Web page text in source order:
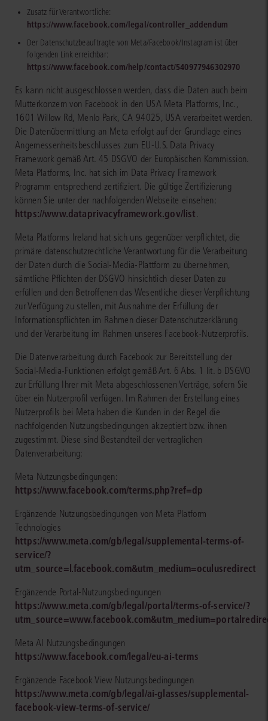
Zusatz für Verantwortliche:
https://www.facebook.com/legal/controller_addendum
Der Datenschutzbeauftragte von Meta/Facebook/Instagram ist über
folgenden Link erreichbar:
https://www.facebook.com/help/contact/540977946302970
Es kann nicht ausgeschlossen werden, dass die Daten auch beim
Mutterkonzern von Facebook in den USA Meta Platforms, Inc.,
1601 Willow Rd, Menlo Park, CA 94025, USA verarbeitet werden.
Die Datenübermittlung an Meta erfolgt auf der Grundlage eines
Angemessenheitsbeschlusses zum EU-U.S. Data Privacy
Framework gemäß Art. 45 DSGVO der Europäischen Kommission.
Meta Platforms, Inc. hat sich im Data Privacy Framework
Programm entsprechend zertifiziert. Die gültige Zertifizierung
können Sie unter der nachfolgenden Webseite einsehen:
https://www.dataprivacyframework.gov/list
Meta Platforms Ireland hat sich uns gegenüber verpflichtet, die
primäre datenschutzrechtliche Verantwortung für die Verarbeitung
der Daten durch die Social-Media-Plattform zu übernehmen,
sämtliche Pflichten der DSGVO hinsichtlich dieser Daten zu
erfüllen und den Betroffenen das Wesentliche dieser Verpflichtung
zur Verfügung zu stellen, mit Ausnahme der Erfüllung der
Informationspflichten im Rahmen dieser Datenschutzerklärung
und der Verarbeitung im Rahmen unseres Facebook-Nutzerprofils.
Die Datenverarbeitung durch Facebook zur Bereitstellung der
Social-Media-Funktionen erfolgt gemäß Art. 6 Abs. 1 lit. b DSGVO
zur Erfüllung Ihrer mit Meta abgeschlossenen Verträge, sofern Sie
über ein Nutzerprofil verfügen. Im Rahmen der Erstellung eines
Nutzerprofils bei Meta haben die Kunden in der Regel die
nachfolgenden Nutzungsbedingungen akzeptiert bzw. ihnen
zugestimmt. Diese sind Bestandteil der vertraglichen
Datenverarbeitung:
Meta Nutzungsbedingungen:
https://www.facebook.com/terms.php?ref=dp
Ergänzende Nutzungsbedingungen von Meta Platform
Technologies
https://www.meta.com/gb/legal/supplemental-terms-of-
service/?
utm_source=l.facebook.com&utm_medium=oculusredirect
Ergänzende Portal-Nutzungsbedingungen
https://www.meta.com/gb/legal/portal/terms-of-service/?
Meta AI Nutzungsbedingungen
https://www.facebook.com/legal/eu-ai-terms
Ergänzende Facebook View Nutzungsbedingungen
https://www.meta.com/gb/legal/ai-glasses/supplemental-
facebook-view-terms-of-service/